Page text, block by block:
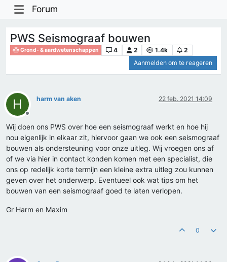
Forum
PWS Seismograaf bouwen
Grond- & aardwetenschappen 4 2 1.4k
2
Aanmelden om te reageren
H
Offline
harm van aken 22 feb. 2021 14:09
Wij doen ons PWS over hoe een seismograaf werkt en hoe hij
nou eigenlijk in elkaar zit, hiervoor gaan we ook een seismograaf
bouwen als ondersteuning voor onze uitleg. Wij vroegen ons af
of we via hier in contact konden komen met een specialist, die
ons op redelijk korte termijn een kleine extra uitleg zou kunnen
geven over het onderwerp. Eventueel ook wat tips om het
bouwen van een seismograaf goed te laten verlopen.
Gr Harm en Maxim
0